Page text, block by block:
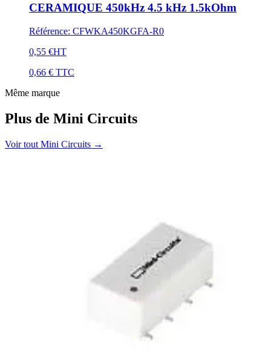
CERAMIQUE 450kHz 4.5 kHz 1.5kOhm
Référence: CFWKA450KGFA-R0
0,55 €HT
0,66 € TTC
Même marque
Plus de Mini Circuits
Voir tout Mini Circuits →